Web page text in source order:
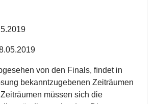
von den Finals, ﬁndet in
bekanntzugebenen Zeiträumen
müssen sich die